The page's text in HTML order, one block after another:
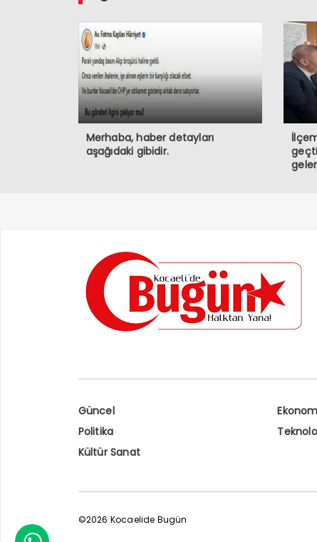
Merhaba, haber detayları
aşağıdaki gibidir.
Güncel
Politika
Kültür Sanat
©2026 Kocaelide Bugün